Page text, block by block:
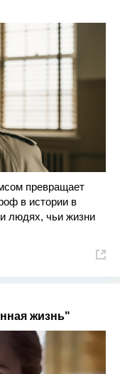
превращает
в истории в
людях, чьи жизни
жизнь"